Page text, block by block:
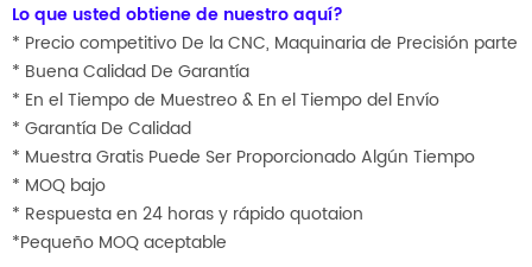
Lo que usted obtiene de nuestro aquí?
* Precio competitivo De la CNC, Maquinaria de Precisión parte
* Buena Calidad De Garantía
* En el Tiempo de Muestreo & En el Tiempo del Envío
* Garantía De Calidad
* Muestra Gratis Puede Ser Proporcionado Algún Tiempo
* MOQ bajo
* Respuesta en 24 horas y rápido quotaion
*Pequeño MOQ aceptable